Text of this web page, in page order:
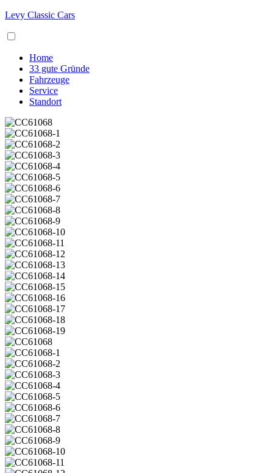
Levy Classic Cars
Home
33 gute Gründe
Fahrzeuge
Service
Standort